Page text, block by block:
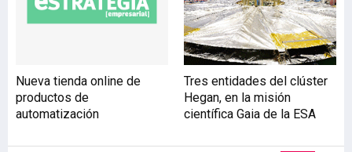
Nueva tienda online de
productos de
automatización
Tres entidades del clúster
Hegan, en la misión
científica Gaia de la ESA